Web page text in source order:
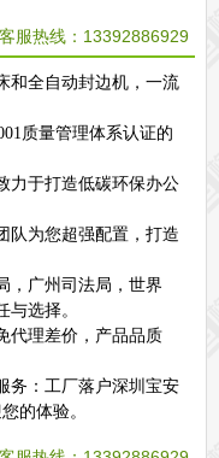
服热线：13392886929
和全自动封边机，一流
质量管理体系认证的
力于打造低碳环保办公
队为您超强配置，打造
，广州司法局，世界
选择。
代理差价，产品品质
务：工厂落户深圳宝安
的体验。